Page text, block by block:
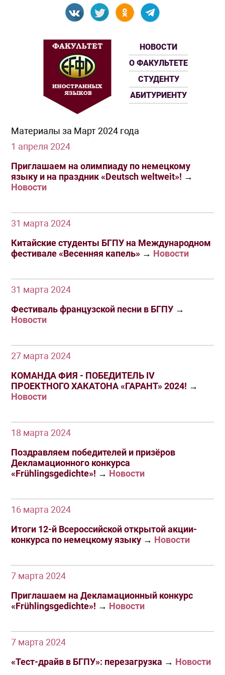
НОВОСТИ
О ФАКУЛЬТЕТЕ
СТУДЕНТУ
АБИТУРИЕНТУ
Материалы за Март 2024 года
1 апреля 2024
Приглашаем на олимпиаду по немецкому
языку и на праздник «Deutsch weltweit»! →
Новости
31 марта 2024
Китайские студенты БГПУ на Международном
фестивале «Весенняя капель» → Новости
31 марта 2024
Фестиваль французской песни в БГПУ →
Новости
27 марта 2024
КОМАНДА ФИЯ - ПОБЕДИТЕЛЬ IV
ПРОЕКТНОГО ХАКАТОНА «ГАРАНТ» 2024! →
Новости
18 марта 2024
Поздравляем победителей и призёров
Декламационного конкурса
«Frühlingsgedichte»! → Новости
16 марта 2024
Итоги 12-й Всероссийской открытой акции-
конкурса по немецкому языку → Новости
7 марта 2024
Приглашаем на Декламационный конкурс
«Frühlingsgedichte»! → Новости
7 марта 2024
«Тест-драйв в БГПУ»: перезагрузка → Новости